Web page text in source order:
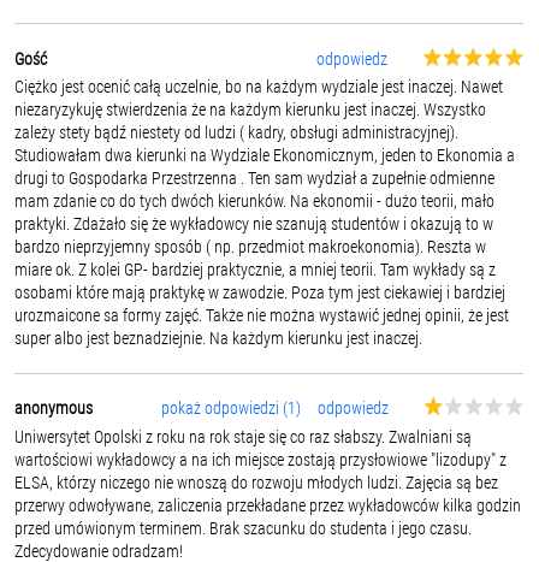
Gość
odpowiedz
Ciężko jest ocenić całą uczelnie, bo na każdym wydziale jest inaczej. Nawet
niezaryzykuję stwierdzenia że na każdym kierunku jest inaczej. Wszystko
zależy stety bądź niestety od ludzi ( kadry, obsługi administracyjnej).
Studiowałam dwa kierunki na Wydziale Ekonomicznym, jeden to Ekonomia a
drugi to Gospodarka Przestrzenna . Ten sam wydział a zupełnie odmienne
mam zdanie co do tych dwóch kierunków. Na ekonomii - dużo teorii, mało
praktyki. Zdażało się że wykładowcy nie szanują studentów i okazują to w
bardzo nieprzyjemny sposób ( np. przedmiot makroekonomia). Reszta w
miare ok. Z kolei GP- bardziej praktycznie, a mniej teorii. Tam wykłady są z
osobami które mają praktykę w zawodzie. Poza tym jest ciekawiej i bardziej
urozmaicone sa formy zajęć. Także nie można wystawić jednej opinii, że jest
super albo jest beznadziejnie. Na każdym kierunku jest inaczej.
anonymous odpowiedz
pokaż odpowiedzi (1)
Uniwersytet Opolski z roku na rok staje się co raz słabszy. Zwalniani są
wartościowi wykładowcy a na ich miejsce zostają przysłowiowe "lizodupy" z
ELSA, którzy niczego nie wnoszą do rozwoju młodych ludzi. Zajęcia są bez
przerwy odwoływane, zaliczenia przekładane przez wykładowców kilka godzin
przed umówionym terminem. Brak szacunku do studenta i jego czasu.
Zdecydowanie odradzam!